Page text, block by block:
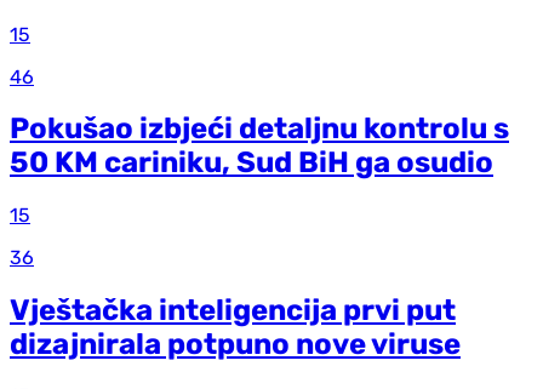
15
46
Pokušao izbjeći detaljnu kontrolu s
50 KM cariniku, Sud BiH ga osudio
15
36
Vještačka inteligencija prvi put
dizajnirala potpuno nove viruse